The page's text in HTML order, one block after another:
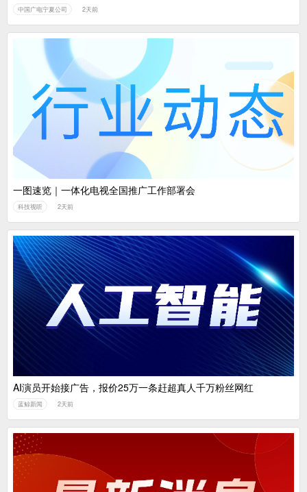
中国广电宁夏公司 2天前
一图速览｜一体化电视全国推广工作部署会
科技视听 2天前
AI演员开始接广告，报价25万一条赶超真人千万粉丝网红
蓝鲸新闻 2天前